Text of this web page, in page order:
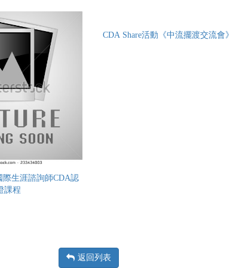
際生涯諮詢師CDA認
課程
CDA Share活動《中流擺渡交流會》
返回列表